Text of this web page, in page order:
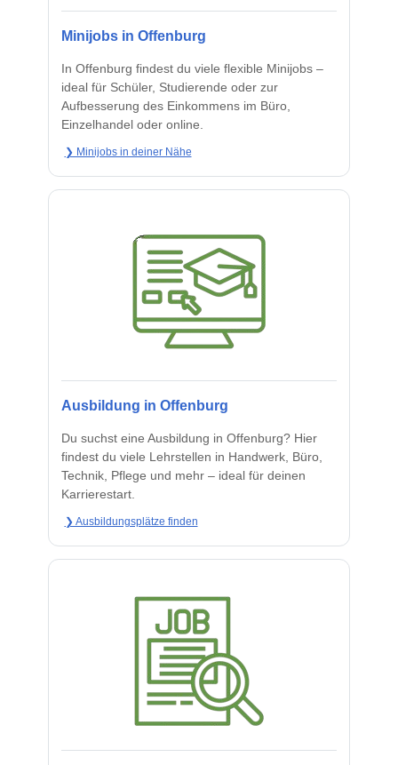
Minijobs in Offenburg
In Offenburg findest du viele flexible Minijobs –
ideal für Schüler, Studierende oder zur
Aufbesserung des Einkommens im Büro,
Einzelhandel oder online.
❯ Minijobs in deiner Nähe
Ausbildung in Offenburg
Du suchst eine Ausbildung in Offenburg? Hier
findest du viele Lehrstellen in Handwerk, Büro,
Technik, Pflege und mehr – ideal für deinen
Karrierestart.
❯ Ausbildungsplätze finden